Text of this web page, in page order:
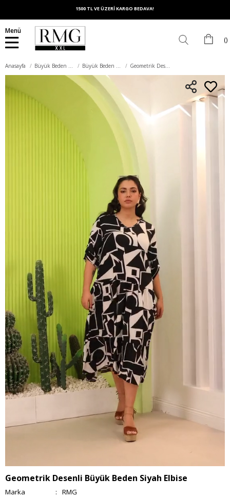
1500 TL VE ÜZERİ KARGO BEDAVA!
Menü
Anasayfa Büyük Beden Elbise Büyük Beden Günlük Elbise Geometrik Desenli Büyük Beden Siyah Elbise
Geometrik Desenli Büyük Beden Siyah Elbise
Marka :
RMG